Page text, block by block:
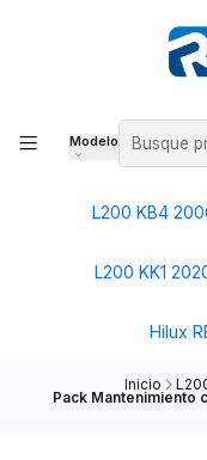
Modelo
L200 KB4
L200 KK1
Hilux
Inicio
Pack